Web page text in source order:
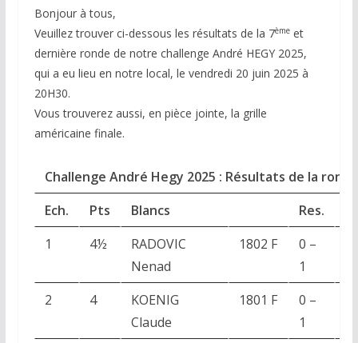
Bonjour à tous,
Veuillez trouver ci-dessous les résultats de la 7èmeet
dernière ronde de notre challenge André HEGY 2025,
qui a eu lieu en notre local, le vendredi 20 juin 2025 à
20H30.
Vous trouverez aussi, en pièce jointe, la grille
américaine finale.
Challenge André Hegy 2025 : Résultats de la
Ech.
Pts Blancs Res.
1
4½
RADOVIC
Nenad
1802 F
0 –
1
2
4
KOENIG
Claude
1801 F
0 –
1